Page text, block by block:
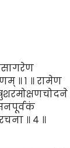
॥ १ ॥ रामेण
॥ ४ ॥